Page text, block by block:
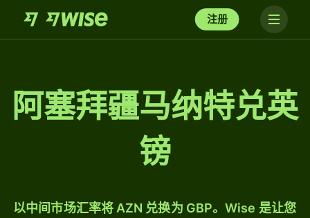
注册
阿塞拜疆马纳特兑英
镑
以中间市场汇率将 AZN 兑换为 GBP。Wise 是让您